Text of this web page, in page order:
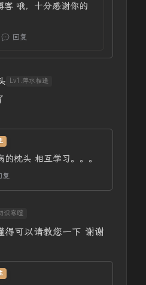
客 哦，十分感谢你的
回复
Lv1.萍水相逢
的枕头 相互学习。。。
复
识寒暄
得可以请教您一下 谢谢